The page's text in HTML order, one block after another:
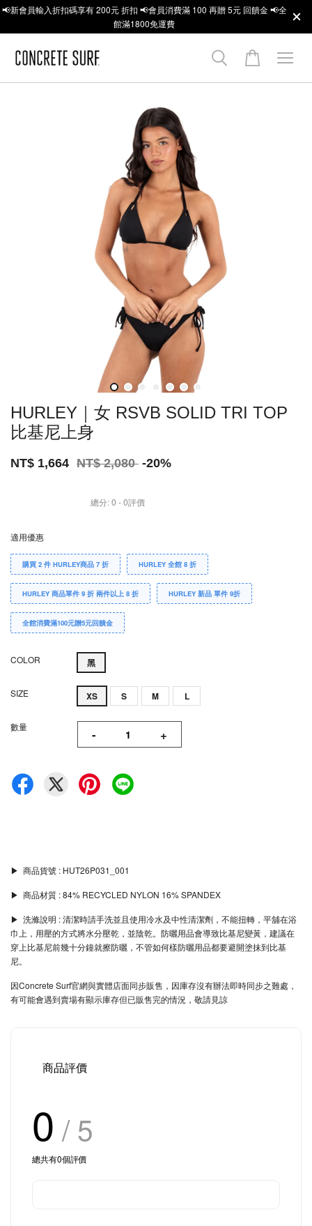
📢新會員輸入折扣碼享有 200元 折扣 📢會員消費滿 100 再贈 5元 回饋金 📢全
館滿1800免運費
HURLEY｜女 RSVB SOLID TRI TOP
比基尼上身
NT$ 1,664 NT$ 2,080 -20%
總分:0 -0評價
適用優惠
購買 2 件 HURLEY商品 7 折 HURLEY 全館 8 折
HURLEY 商品單件 9 折 兩件以上 8 折 HURLEY 新品 單件 9折
全館消費滿100元贈5元回饋金
COLOR 黑
SIZE XS S M L
數量 - +
▶︎ 商品貨號 : HUT26P031_001
▶︎ 商品材質 : 84% RECYCLED NYLON 16% SPANDEX
▶︎ 洗滌說明 : 清潔時請手洗並且使用冷水及中性清潔劑，不能扭轉，平舖在浴
巾上，用壓的方式將水分壓乾，並陰乾。防曬用品會導致比基尼變黃，建議在
穿上比基尼前幾十分鐘就擦防曬，不管如何樣防曬用品都要避開塗抹到比基
尼。
因Concrete Surf官網與實體店面同步販售，因庫存沒有辦法即時同步之難處，
有可能會遇到賣場有顯示庫存但已販售完的情況，敬請見諒
商品評價
0 / 5
總共有0個評價